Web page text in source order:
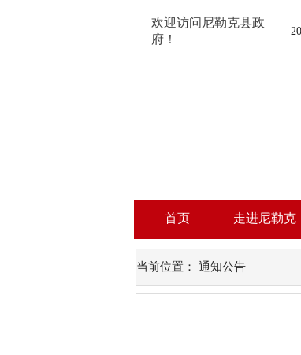
欢迎访问尼勒克县政
府！
首页 走进尼勒克
当前位置： 通知公告